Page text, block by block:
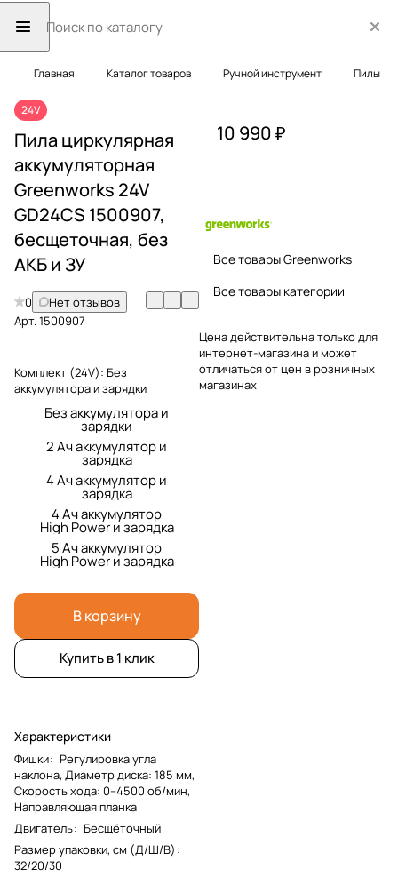
Главная Каталог товаров Ручной инструмент Пилы
24V
Пила циркулярная
аккумуляторная
Greenworks 24V
GD24CS 1500907,
бесщеточная, без
АКБ и ЗУ
0
Нет отзывов
Арт.1500907
Комплект (24V): Без
аккумулятора и зарядки
Без аккумулятора и
зарядки
2 Ач аккумулятор и
зарядка
4 Ач аккумулятор и
зарядка
4 Ач аккумулятор
High Power и зарядка
5 Ач аккумулятор
High Power и зарядка
В корзину
Купить в 1 клик
Характеристики
Фишки: Регулировка угла
наклона, Диаметр диска: 185 мм,
Скорость хода: 0–4500 об/мин,
Направляющая планка
Двигатель: Бесщёточный
Размер упаковки, см (Д/Ш/В) :
32/20/30
10 990 ₽
Все товары Greenworks
Все товары категории
Цена действительна только для
интернет-магазина и может
отличаться от цен в розничных
магазинах